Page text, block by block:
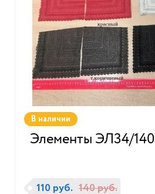
В наличии
Элементы ЭЛ34/140
140 руб.
110 руб.